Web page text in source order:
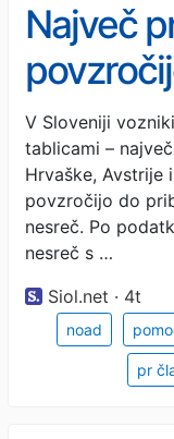
Največ
in Italije
V Sloveniji
tablicami –
Hrvaške, Avstrije
povzročijo do
nesreč. Po
nesreč s …
Siol.net · 4t
noad
pr